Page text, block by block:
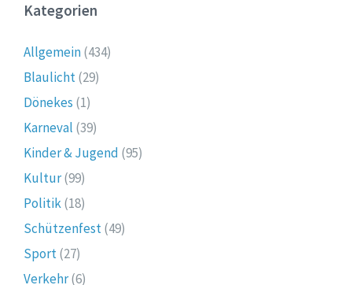
Kategorien
Allgemein(434)
Blaulicht(29)
Dönekes (1)
Karneval (39)
Kinder & Jugend (95)
Kultur(99)
Politik(18)
Schützenfest(49)
Sport(27)
Verkehr(6)